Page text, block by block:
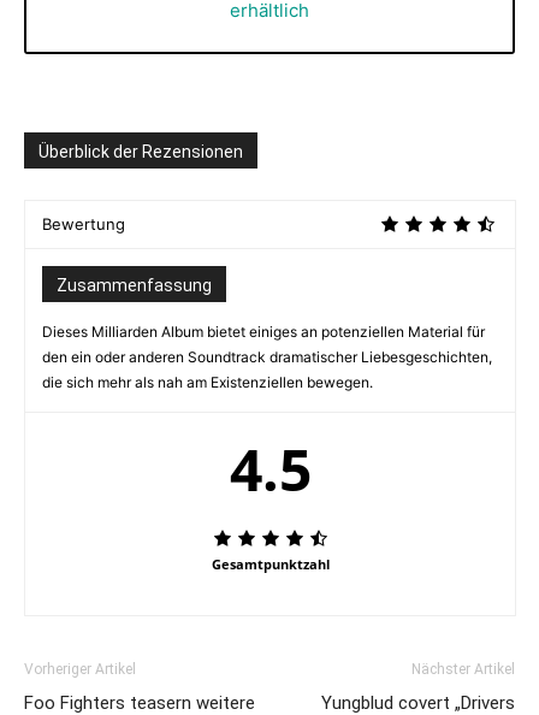
Überblick der Rezensionen
Bewertung
Zusammenfassung
Dieses Milliarden Album bietet einiges an potenziellen Material für
den ein oder anderen Soundtrack dramatischer Liebesgeschichten,
die sich mehr als nah am Existenziellen bewegen.
4.5
Gesamtpunktzahl
Vorheriger Artikel
Foo Fighters teasern weitere
Nächster Artikel
Yungblud covert „Drivers